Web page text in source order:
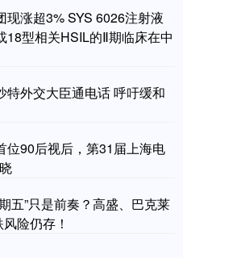
现涨超3% SYS 6026注射液
18型相关HSIL的Ⅱ期临床在中
特外交大臣通电话 呼吁缓和
位90后视后，第31届上海电
五”只是前奏？高盛、巴克莱
险仍存！